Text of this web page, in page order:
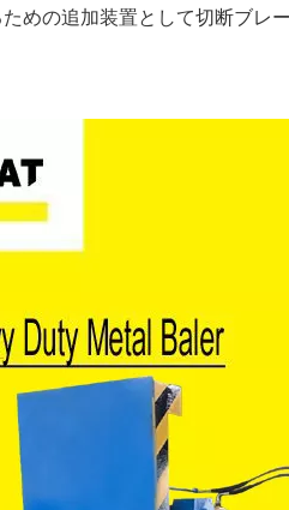
めの追加装置として切断ブ